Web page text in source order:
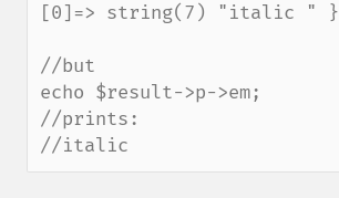
[0]=> string(7) "italic " }
//but
echo $result->p->em;
//prints:
//italic